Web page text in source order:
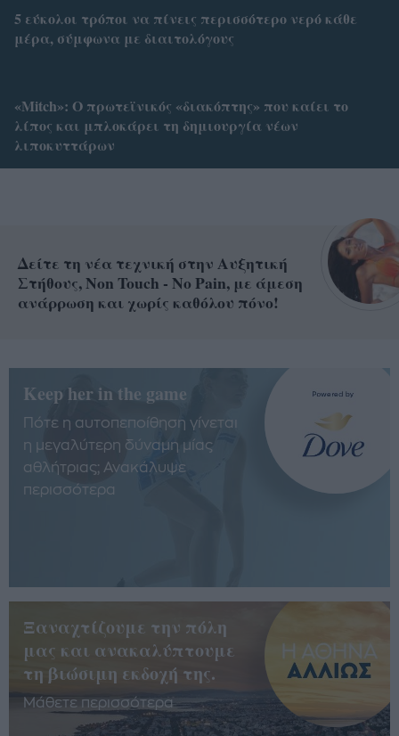
5 εύκολοι τρόποι να πίνεις περισσότερο νερό κάθε
μέρα, σύμφωνα με διαιτολόγους
«Mitch»: Ο πρωτεϊνικός «διακόπτης» που καίει το
λίπος και μπλοκάρει τη δημιουργία νέων
λιποκυττάρων
Δείτε τη νέα τεχνική στην Αυξητική
Στήθους, Non Touch - No Pain, με άμεση
ανάρρωση και χωρίς καθόλου πόνο!
Keep her in the game
Πότε η αυτοπεποίθηση γίνεται
η μεγαλύτερη δύναμη μίας
αθλήτριας; Ανακάλυψε
περισσότερα
Ξαναχτίζουμε την πόλη
μας και ανακαλύπτουμε
τη βιώσιμη εκδοχή της.
Μάθετε περισσότερα